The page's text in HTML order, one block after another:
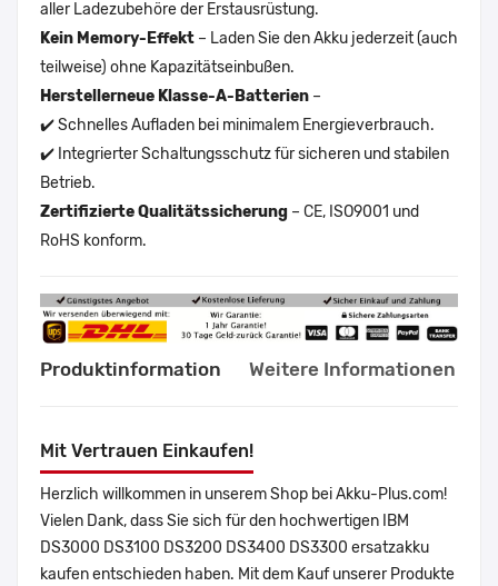
aller Ladezubehöre der Erstausrüstung.
Kein Memory-Effekt – Laden Sie den Akku jederzeit (auch
teilweise) ohne Kapazitätseinbußen.
Herstellerneue Klasse-A-Batterien –
✔️ Schnelles Aufladen bei minimalem Energieverbrauch.
✔️ Integrierter Schaltungsschutz für sicheren und stabilen
Betrieb.
Zertifizierte Qualitätssicherung – CE, ISO9001 und
RoHS konform.
Produktinformation Weitere Informationen
Mit Vertrauen Einkaufen!
Herzlich willkommen in unserem Shop bei Akku-Plus.com!
Vielen Dank, dass Sie sich für den hochwertigen IBM
DS3000 DS3100 DS3200 DS3400 DS3300 ersatzakku
kaufen entschieden haben. Mit dem Kauf unserer Produkte